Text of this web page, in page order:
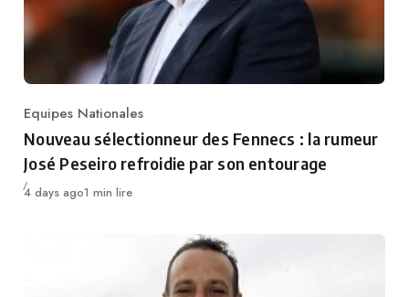
Category
Equipes Nationales
Nouveau sélectionneur des Fennecs : la rumeur
José Peseiro refroidie par son entourage
Publié
4 days ago1 min lire